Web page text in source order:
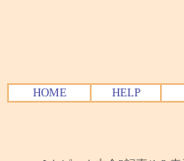
HOME HELP